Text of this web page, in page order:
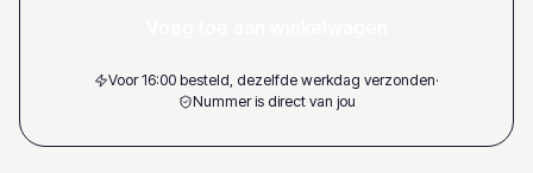
Voor 16:00 besteld, dezelfde werkdag verzonden·
Nummer is direct van jou